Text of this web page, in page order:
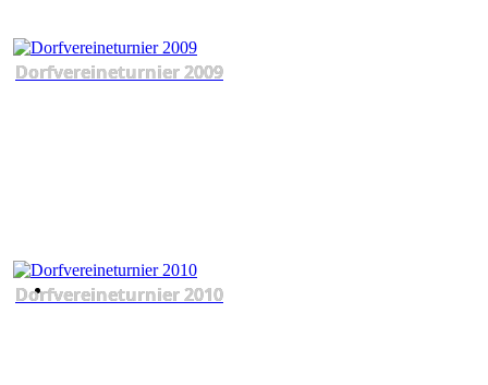
Dorfvereineturnier 2009
Dorfvereineturnier 2010